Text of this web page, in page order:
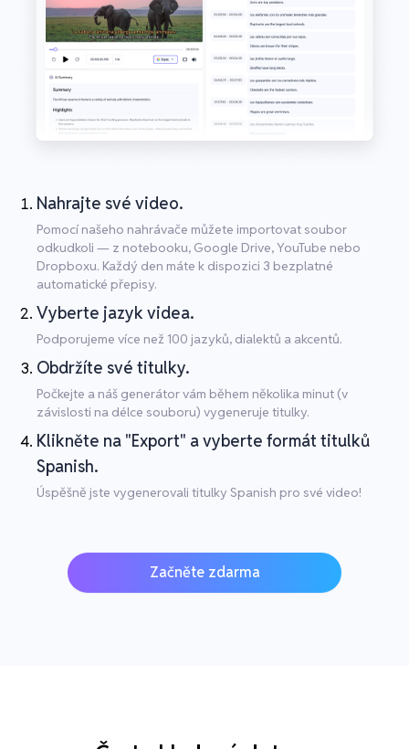
Nahrajte své video.
Pomocí našeho nahrávače můžete importovat soubor
odkudkoli — z notebooku, Google Drive, YouTube nebo
Dropboxu. Každý den máte k dispozici 3 bezplatné
automatické přepisy.
Vyberte jazyk videa.
Podporujeme více než 100 jazyků, dialektů a akcentů.
Obdržíte své titulky.
Počkejte a náš generátor vám během několika minut (v
závislosti na délce souboru) vygeneruje titulky.
Klikněte na "Export" a vyberte formát titulků
Spanish.
Úspěšně jste vygenerovali titulky Spanish pro své video!
Začněte zdarma